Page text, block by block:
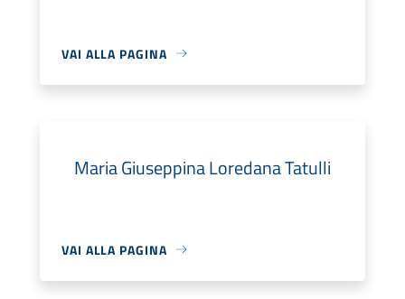
VAI ALLA PAGINA
Maria Giuseppina Loredana Tatulli
VAI ALLA PAGINA